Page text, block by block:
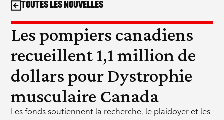
Les pompiers canadiens
recueillent 1,1 million de
dollars pour Dystrophie
musculaire Canada
Les fonds soutiennent la recherche, le plaidoyer et les
Toutes les nouvelles